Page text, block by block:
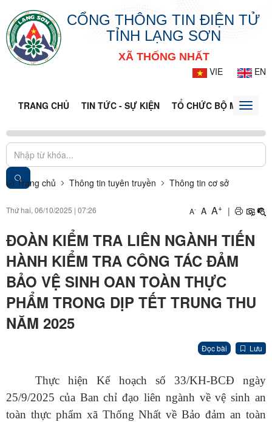
CỔNG THÔNG TIN ĐIỆN TỬ
TỈNH LẠNG SƠN
XÃ THỐNG NHẤT
VIE
EN
TRANG CHỦ TIN TỨC - SỰ KIỆN TỔ CHỨC BỘ MÁYToggle
Trang chủ Thông tin tuyên truyền Thông tin cơ sở
Thứ hai, 06/10/2025 | 07:26 A- A A+ |
ĐOÀN KIỂM TRA LIÊN NGÀNH TIẾN
HÀNH KIỂM TRA CÔNG TÁC ĐẢM
BẢO VỆ SINH OAN TOÀN THỰC
PHẨM TRONG DỊP TẾT TRUNG THU
NĂM 2025
Đọc bài Lưu
Thực hiện Kế hoạch số 33/KH-BCĐ ngày
25/9/2025 của Ban chỉ đạo liên ngành về vệ sinh an
toàn thực phẩm xã Thống Nhất về Bảo đảm an toàn